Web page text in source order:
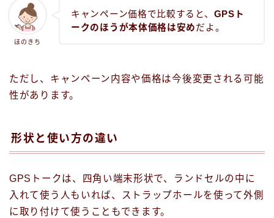
ほのきち
キャンペーン価格で比較すると、 GPSト
ークのほうが本体価格は安めだよ。
ただし、キャンペーン内容や価格は今後変更される可能
性があります。
形状と使い方の違い
GPSトークは、四角い端末形状で、ランドセルの中に
入れて使う人もいれば、ストラップホールを使って外側
に取り付けて使うこともできます。